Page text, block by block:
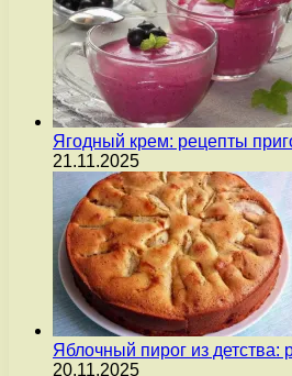
Ягодный крем: рецепты
21.11.2025
Яблочный пирог из детства:
20.11.2025